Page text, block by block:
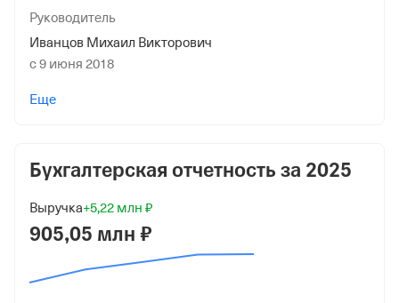
Руководитель
Иванцов Михаил Викторович
с 9 июня 2018
Сохацкий Олег Витальевич
Форма
Дата регистрации
Краткое название
Еще
Бухгалтерская отчетность за 2025
Выручка+5,22 млн ₽
905,05 млн ₽